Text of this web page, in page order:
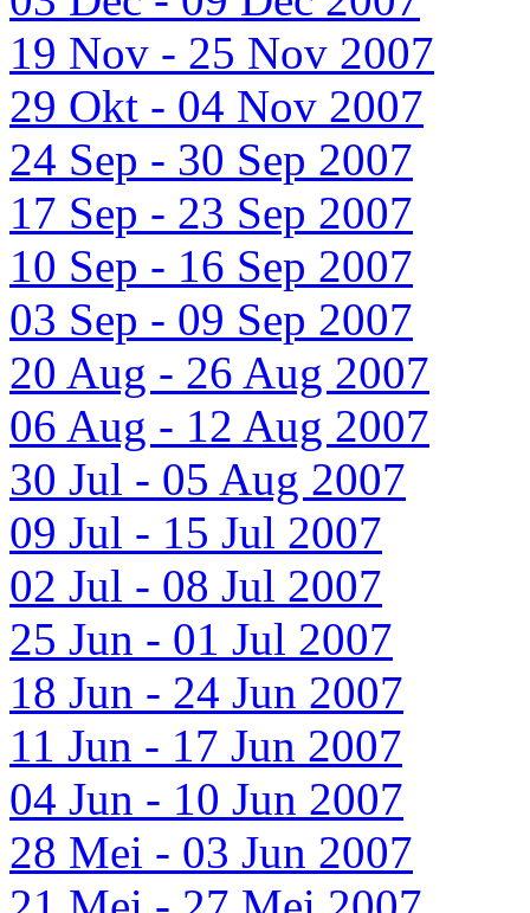
19 Nov - 25 Nov 2007
29 Okt - 04 Nov 2007
24 Sep - 30 Sep 2007
17 Sep - 23 Sep 2007
10 Sep - 16 Sep 2007
03 Sep - 09 Sep 2007
20 Aug - 26 Aug 2007
06 Aug - 12 Aug 2007
30 Jul - 05 Aug 2007
09 Jul - 15 Jul 2007
02 Jul - 08 Jul 2007
25 Jun - 01 Jul 2007
18 Jun - 24 Jun 2007
11 Jun - 17 Jun 2007
04 Jun - 10 Jun 2007
28 Mei - 03 Jun 2007